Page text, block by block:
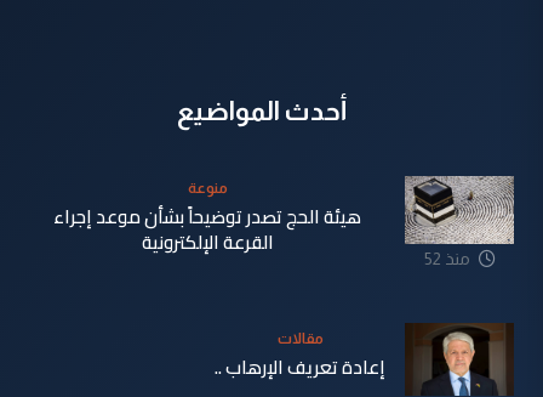
أحدث المواضيع
منذ 52
منوعة
هيئة الحج تصدر توضيحاً بشأن موعد إجراء
القرعة الإلكترونية
مقالات
إعادة تعريف الإرهاب ..